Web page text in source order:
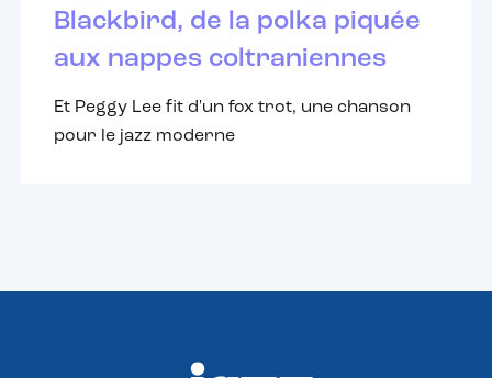
Blackbird, de la polka piquée
aux nappes coltraniennes
Et Peggy Lee fit d'un fox trot, une chanson
pour le jazz moderne